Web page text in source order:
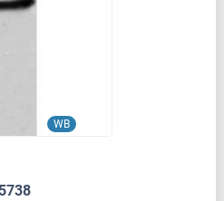
WB